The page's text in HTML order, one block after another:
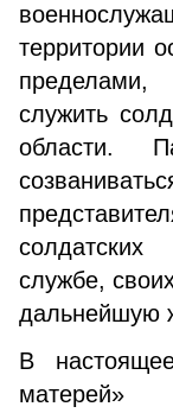
территории
служить
области.
службе,
дальнейшую
В